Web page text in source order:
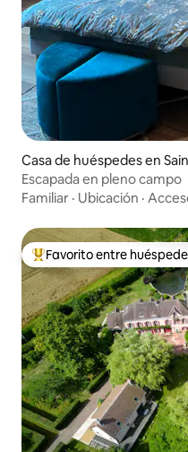
Casa de huéspedes en
n
Escapada en pleno campo
Familiar · Ubicación ·
Favorito entre huéspedes
Favorito entre